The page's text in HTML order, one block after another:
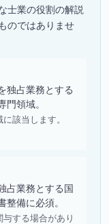
士業の役割の解説
のではありませ
独占業務とする
領域。
該当します。
占業務とする国
備に必須。
する場合があり